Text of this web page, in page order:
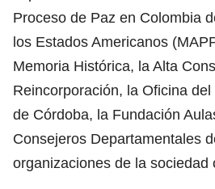
Proceso de Paz en Colombia
los Estados Americanos
Memoria Histórica, la Alta
Reincorporación, la Oficina
de Córdoba, la Fundación
Consejeros Departamentales
organizaciones de la sociedad